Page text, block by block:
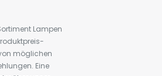
Lampen
möglichen
Eine